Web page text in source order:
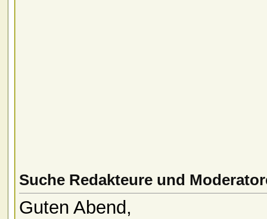
Suche Redakteure und
Guten Abend,